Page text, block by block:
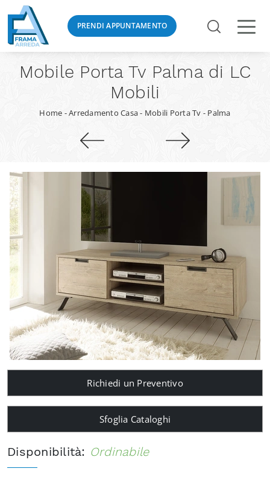
PRENDI APPUNTAMENTO
Mobile Porta Tv Palma di LC
Mobili
Home -Arredamento Casa- Mobili Porta Tv - Palma
Richiedi un Preventivo
Sfoglia Cataloghi
Disponibilità: Ordinabile